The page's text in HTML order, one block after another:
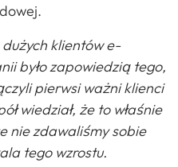
klientów e-
było zapowiedzią tego,
pierwsi ważni klienci
wiedział, że to właśnie
nie zdawaliśmy sobie
tego wzrostu.